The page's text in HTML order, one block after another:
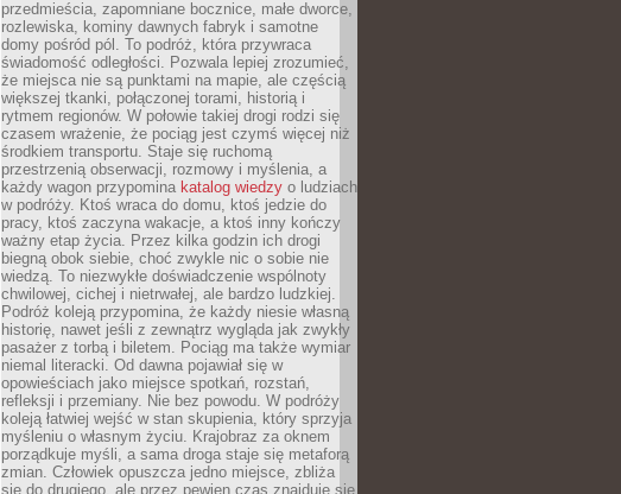
przedmieścia, zapomniane bocznice, małe dworce,
rozlewiska, kominy dawnych fabryk i samotne
domy pośród pól. To podróż, która przywraca
świadomość odległości. Pozwala lepiej zrozumieć,
że miejsca nie są punktami na mapie, ale częścią
większej tkanki, połączonej torami, historią i
rytmem regionów. W połowie takiej drogi rodzi się
czasem wrażenie, że pociąg jest czymś więcej niż
środkiem transportu. Staje się ruchomą
przestrzenią obserwacji, rozmowy i myślenia, a
każdy wagon przypomina katalog wiedzy o ludziach
w podróży. Ktoś wraca do domu, ktoś jedzie do
pracy, ktoś zaczyna wakacje, a ktoś inny kończy
ważny etap życia. Przez kilka godzin ich drogi
biegną obok siebie, choć zwykle nic o sobie nie
wiedzą. To niezwykłe doświadczenie wspólnoty
chwilowej, cichej i nietrwałej, ale bardzo ludzkiej.
Podróż koleją przypomina, że każdy niesie własną
historię, nawet jeśli z zewnątrz wygląda jak zwykły
pasażer z torbą i biletem. Pociąg ma także wymiar
niemal literacki. Od dawna pojawiał się w
opowieściach jako miejsce spotkań, rozstań,
refleksji i przemiany. Nie bez powodu. W podróży
koleją łatwiej wejść w stan skupienia, który sprzyja
myśleniu o własnym życiu. Krajobraz za oknem
porządkuje myśli, a sama droga staje się metaforą
zmian. Człowiek opuszcza jedno miejsce, zbliża
się do drugiego, ale przez pewien czas znajduje się